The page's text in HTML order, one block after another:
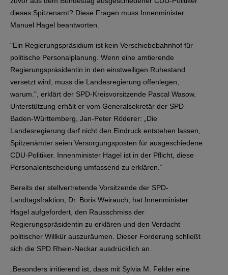
dieses Spitzenamt? Diese Fragen muss Innenminister
Manuel Hagel beantworten.
"Ein Regierungspräsidium ist kein Verschiebebahnhof für
politische Personalplanung. Wenn eine amtierende
Regierungspräsidentin in den einstweiligen Ruhestand
versetzt wird, muss die Landesregierung offenlegen,
warum.", erklärt der SPD-Kreisvorsitzende Pascal Wasow.
Unterstützung erhält er vom Generalsekretär der SPD
Baden-Württemberg, Jan-Peter Röderer: „Die
Landesregierung darf nicht den Eindruck entstehen lassen,
Spitzenämter seien Versorgungsposten für ausgeschiedene
CDU-Politiker. Innenminister Hagel ist in der Pflicht, diese
Personalentscheidung umfassend zu erklären.“
Bereits der stellvertretende Vorsitzende der SPD-
Landtagsfraktion, Dr. Boris Weirauch, hat Innenminister
Hagel aufgefordert, den Rausschmiss der
Regierungspräsidentin zu erklären und den Verdacht
politischer Willkür auszuräumen. Dieser Forderung schließt
sich die SPD Rhein-Neckar ausdrücklich an.
„Besonders irritierend ist, dass mit Sylvia M. Felder eine